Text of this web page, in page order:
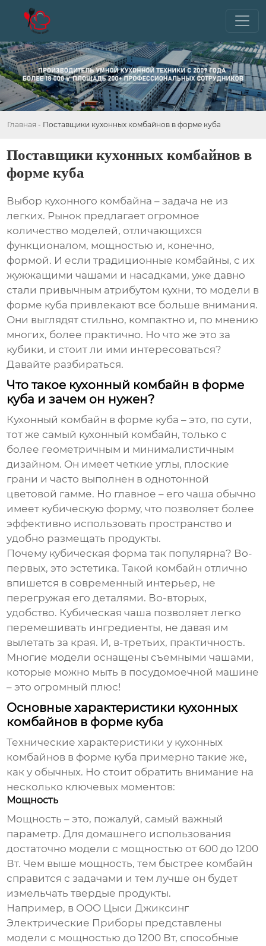
Главная - Поставщики кухонных комбайнов в форме куба
Поставщики кухонных комбайнов в
форме куба
Выбор кухонного комбайна – задача не из
легких. Рынок предлагает огромное
количество моделей, отличающихся
функционалом, мощностью и, конечно,
формой. И если традиционные комбайны, с их
жужжащими чашами и насадками, уже давно
стали привычным атрибутом кухни, то модели в
форме куба привлекают все больше внимания.
Они выглядят стильно, компактно и, по мнению
многих, более практично. Но что же это за
кубики, и стоит ли ими интересоваться?
Давайте разбираться.
Что такое кухонный комбайн в форме
куба и зачем он нужен?
Кухонный комбайн в форме куба – это, по сути,
тот же самый кухонный комбайн, только с
более геометричным и минималистичным
дизайном. Он имеет четкие углы, плоские
грани и часто выполнен в однотонной
цветовой гамме. Но главное – его чаша обычно
имеет кубическую форму, что позволяет более
эффективно использовать пространство и
удобно размещать продукты.
Почему кубическая форма так популярна? Во-
первых, это эстетика. Такой комбайн отлично
впишется в современный интерьер, не
перегружая его деталями. Во-вторых,
удобство. Кубическая чаша позволяет легко
перемешивать ингредиенты, не давая им
вылетать за края. И, в-третьих, практичность.
Многие модели оснащены съемными чашами,
которые можно мыть в посудомоечной машине
– это огромный плюс!
Основные характеристики кухонных
комбайнов в форме куба
Технические характеристики у кухонных
комбайнов в форме куба примерно такие же,
как у обычных. Но стоит обратить внимание на
несколько ключевых моментов:
Мощность
Мощность – это, пожалуй, самый важный
параметр. Для домашнего использования
достаточно модели с мощностью от 600 до 1200
Вт. Чем выше мощность, тем быстрее комбайн
справится с задачами и тем лучше он будет
измельчать твердые продукты.
Например, в ООО Цыси Джиксинг
Электрические Приборы представлены
модели с мощностью до 1200 Вт, способные